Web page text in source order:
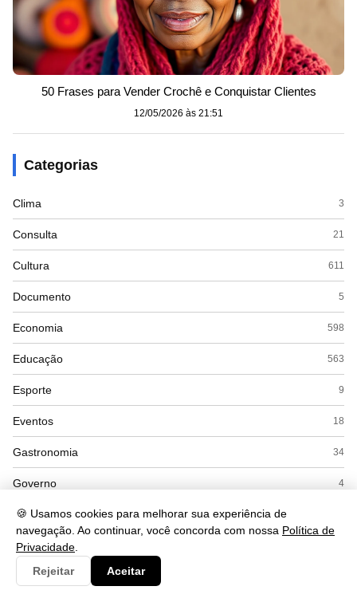
🍪 Usamos cookies para melhorar sua experiência de
navegação. Ao continuar, você concorda com nossa Política de
Privacidade
Rejeitar
Aceitar
50 Frases para Vender Crochê e Conquistar Clientes
12/05/2026 às 21:51
Categorias
Clima 3
Consulta 21
Cultura 611
Documento 5
Economia 598
Educação 563
Esporte 9
Eventos 18
Gastronomia 34
Governo 4
Política
Saúde
Segurança